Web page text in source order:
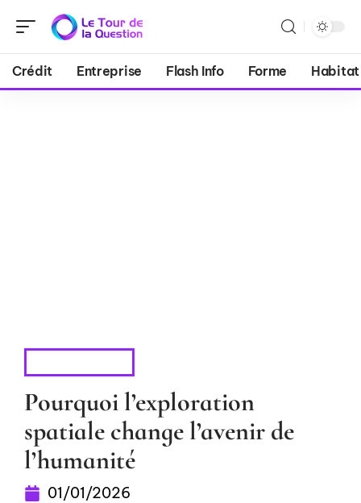
Crédit Entreprise Flash Info Forme Habitat
Pourquoi l’exploration
spatiale change l’avenir de
l’humanité
01/01/2026